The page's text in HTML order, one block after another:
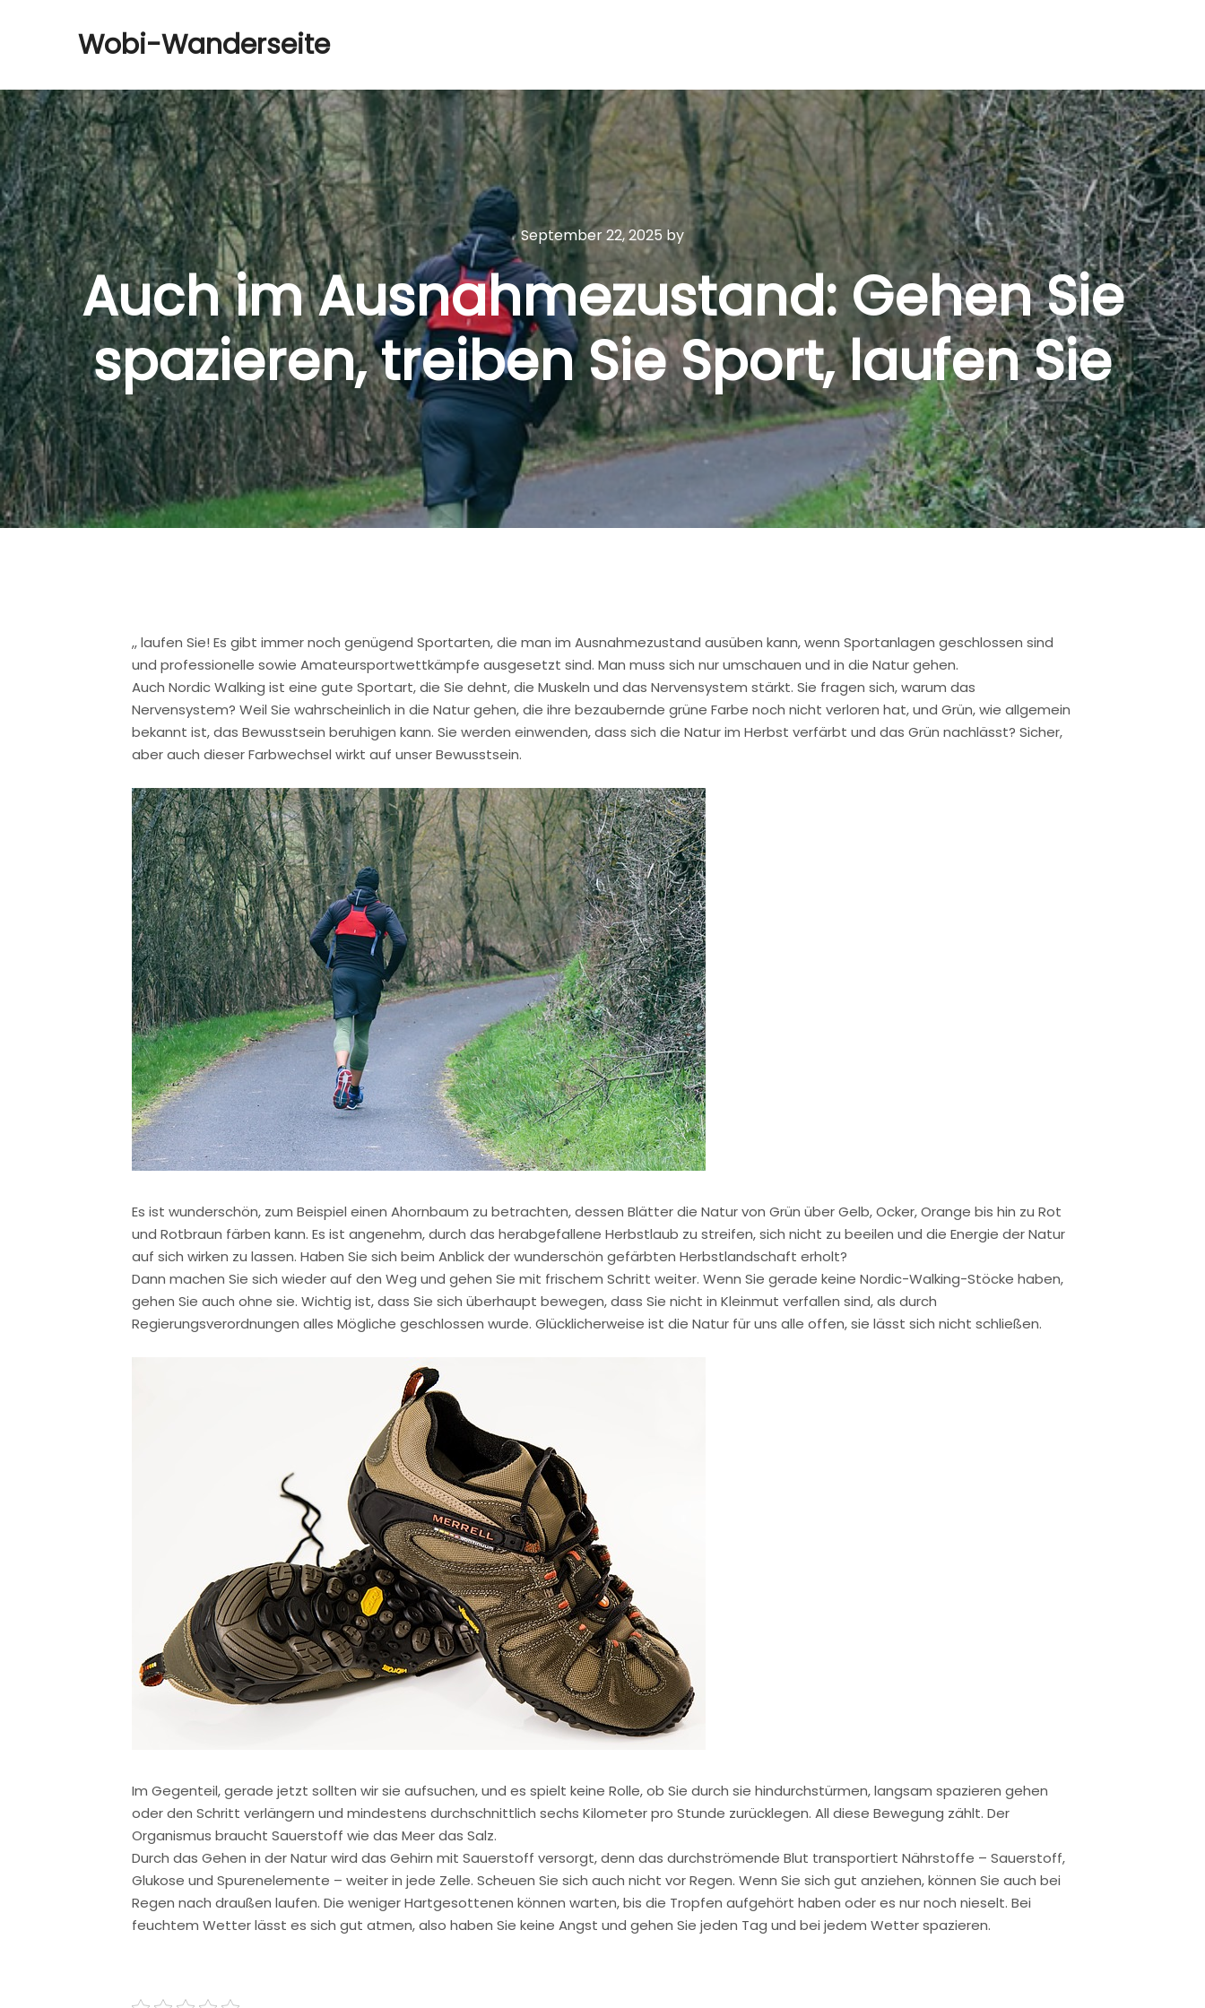
Wobi-Wanderseite
September 22, 2025by
Auch im Ausnahmezustand: Gehen Sie
spazieren, treiben Sie Sport, laufen Sie
,, laufen Sie! Es gibt immer noch genügend Sportarten, die man im Ausnahmezustand ausüben kann, wenn Sportanlagen geschlossen sind
und professionelle sowie Amateursportwettkämpfe ausgesetzt sind. Man muss sich nur umschauen und in die Natur gehen.
Auch Nordic Walking ist eine gute Sportart, die Sie dehnt, die Muskeln und das Nervensystem stärkt. Sie fragen sich, warum das
Nervensystem? Weil Sie wahrscheinlich in die Natur gehen, die ihre bezaubernde grüne Farbe noch nicht verloren hat, und Grün, wie allgemein
bekannt ist, das Bewusstsein beruhigen kann. Sie werden einwenden, dass sich die Natur im Herbst verfärbt und das Grün nachlässt? Sicher,
aber auch dieser Farbwechsel wirkt auf unser Bewusstsein.
Es ist wunderschön, zum Beispiel einen Ahornbaum zu betrachten, dessen Blätter die Natur von Grün über Gelb, Ocker, Orange bis hin zu Rot
und Rotbraun färben kann. Es ist angenehm, durch das herabgefallene Herbstlaub zu streifen, sich nicht zu beeilen und die Energie der Natur
auf sich wirken zu lassen. Haben Sie sich beim Anblick der wunderschön gefärbten Herbstlandschaft erholt?
Dann machen Sie sich wieder auf den Weg und gehen Sie mit frischem Schritt weiter. Wenn Sie gerade keine Nordic-Walking-Stöcke haben,
gehen Sie auch ohne sie. Wichtig ist, dass Sie sich überhaupt bewegen, dass Sie nicht in Kleinmut verfallen sind, als durch
Regierungsverordnungen alles Mögliche geschlossen wurde. Glücklicherweise ist die Natur für uns alle offen, sie lässt sich nicht schließen.
Im Gegenteil, gerade jetzt sollten wir sie aufsuchen, und es spielt keine Rolle, ob Sie durch sie hindurchstürmen, langsam spazieren gehen
oder den Schritt verlängern und mindestens durchschnittlich sechs Kilometer pro Stunde zurücklegen. All diese Bewegung zählt. Der
Organismus braucht Sauerstoff wie das Meer das Salz.
Durch das Gehen in der Natur wird das Gehirn mit Sauerstoff versorgt, denn das durchströmende Blut transportiert Nährstoffe – Sauerstoff,
Glukose und Spurenelemente – weiter in jede Zelle. Scheuen Sie sich auch nicht vor Regen. Wenn Sie sich gut anziehen, können Sie auch bei
Regen nach draußen laufen. Die weniger Hartgesottenen können warten, bis die Tropfen aufgehört haben oder es nur noch nieselt. Bei
feuchtem Wetter lässt es sich gut atmen, also haben Sie keine Angst und gehen Sie jeden Tag und bei jedem Wetter spazieren.